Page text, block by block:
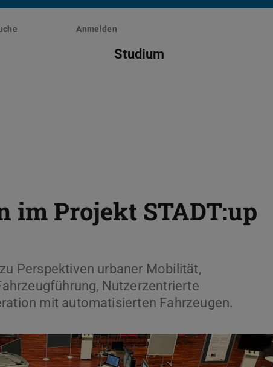
Anmelden
Studium
im Projekt STADT:up
Perspektiven urbaner Mobilität,
Nutzerzentrierte
mit automatisierten Fahrzeugen.